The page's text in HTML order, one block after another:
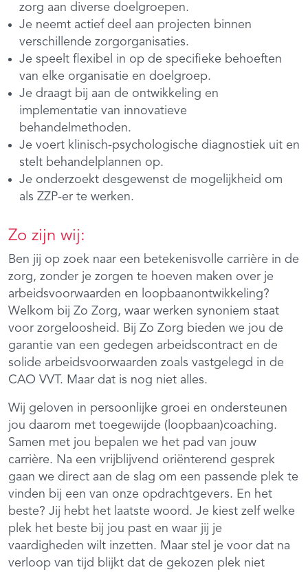
zorg aan diverse doelgroepen.
Je neemt actief deel aan projecten binnen
verschillende zorgorganisaties.
Je speelt flexibel in op de specifieke behoeften
van elke organisatie en doelgroep.
Je draagt bij aan de ontwikkeling en
implementatie van innovatieve
behandelmethoden.
Je voert klinisch-psychologische diagnostiek uit en
stelt behandelplannen op.
Je onderzoekt desgewenst de mogelijkheid om
als ZZP-er te werken.
Zo zijn wij:
Ben jij op zoek naar een betekenisvolle carrière in de
zorg, zonder je zorgen te hoeven maken over je
arbeidsvoorwaarden en loopbaanontwikkeling?
Welkom bij Zo Zorg, waar werken synoniem staat
voor zorgeloosheid. Bij Zo Zorg bieden we jou de
garantie van een gedegen arbeidscontract en de
solide arbeidsvoorwaarden zoals vastgelegd in de
CAO VVT. Maar dat is nog niet alles.
Wij geloven in persoonlijke groei en ondersteunen
jou daarom met toegewijde (loopbaan)coaching.
Samen met jou bepalen we het pad van jouw
carrière. Na een vrijblijvend oriënterend gesprek
gaan we direct aan de slag om een passende plek te
vinden bij een van onze opdrachtgevers. En het
beste? Jij hebt het laatste woord. Je kiest zelf welke
plek het beste bij jou past en waar jij je
vaardigheden wilt inzetten. Maar stel je voor dat na
verloop van tijd blijkt dat de gekozen plek niet